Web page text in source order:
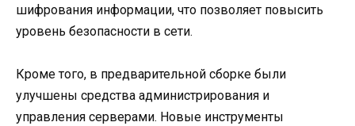
шифрования информации, что позволяет повысить
уровень безопасности в сети.
Кроме того, в предварительной сборке были
улучшены средства администрирования и
управления серверами. Новые инструменты